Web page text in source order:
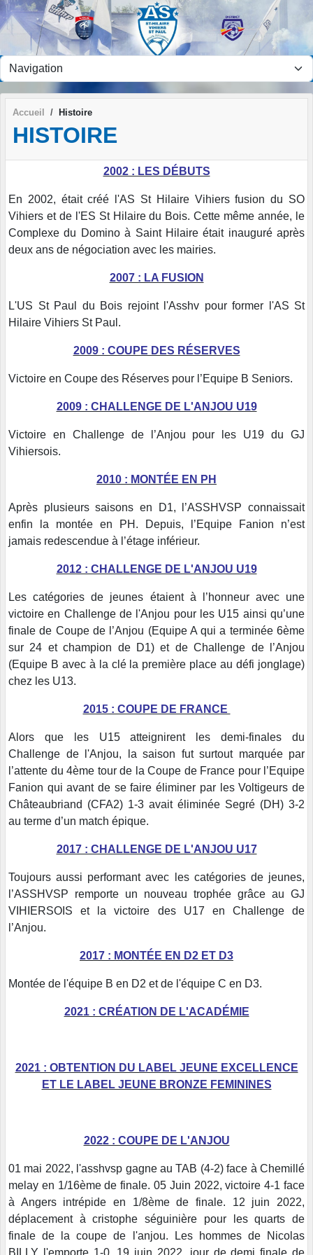
Accueil Histoire
HISTOIRE
2002 : LES DÉBUTS
En 2002, était créé l'AS St Hilaire Vihiers fusion du SO
Vihiers et de l'ES St Hilaire du Bois. Cette même année, le
Complexe du Domino à Saint Hilaire était inauguré après
deux ans de négociation avec les mairies.
2007 : LA FUSION
L'US St Paul du Bois rejoint l'Asshv pour former l'AS St
Hilaire Vihiers St Paul.
2009 : COUPE DES RÉSERVES
Victoire en Coupe des Réserves pour l’Equipe B Seniors.
2009 : CHALLENGE DE L'ANJOU U19
Victoire en Challenge de l’Anjou pour les U19 du GJ
Vihiersois.
2010 : MONTÉE EN PH
Après plusieurs saisons en D1, l’ASSHVSP connaissait
enfin la montée en PH. Depuis, l’Equipe Fanion n’est
jamais redescendue à l’étage inférieur.
2012 : CHALLENGE DE L'ANJOU U19
Les catégories de jeunes étaient à l’honneur avec une
victoire en Challenge de l'Anjou pour les U15 ainsi qu’une
finale de Coupe de l’Anjou (Equipe A qui a terminée 6ème
sur 24 et champion de D1) et de Challenge de l’Anjou
(Equipe B avec à la clé la première place au défi jonglage)
chez les U13.
2015 : COUPE DE FRANCE
Alors que les U15 atteignirent les demi-finales du
Challenge de l'Anjou, la saison fut surtout marquée par
l’attente du 4ème tour de la Coupe de France pour l’Equipe
Fanion qui avant de se faire éliminer par les Voltigeurs de
Châteaubriand (CFA2) 1-3 avait éliminée Segré (DH) 3-2
au terme d’un match épique.
2017 : CHALLENGE DE L'ANJOU U17
Toujours aussi performant avec les catégories de jeunes,
l’ASSHVSP remporte un nouveau trophée grâce au GJ
VIHIERSOIS et la victoire des U17 en Challenge de
l’Anjou.
2017 : MONTÉE EN D2 ET D3
Montée de l'équipe B en D2 et de l'équipe C en D3.
2021 : CRÉATION DE L'ACADÉMIE
2021 : OBTENTION DU LABEL JEUNE EXCELLENCE
ET LE LABEL JEUNE BRONZE FEMININES
2022 : COUPE DE L'ANJOU
01 mai 2022, l'asshvsp gagne au TAB (4-2) face à Chemillé
melay en 1/16ème de finale. 05 Juin 2022, victoire 4-1 face
à Angers intrépide en 1/8ème de finale. 12 juin 2022,
déplacement à cristophe séguinière pour les quarts de
finale de la coupe de l'anjou. Les hommes de Nicolas
Panneau de gestion des cookies